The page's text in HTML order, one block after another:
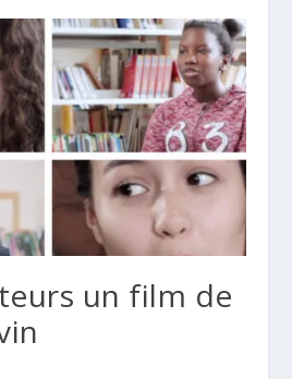
un film de